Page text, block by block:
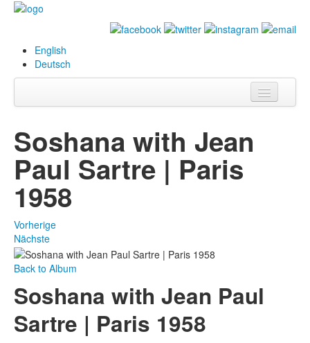
English
Deutsch
Biografie
Bilder
& Projekte
Presse
Fotos
Soshana with Jean
Paul Sartre | Paris
1958
Vorherige
Nächste
Back to Album
Soshana with Jean Paul
Sartre | Paris 1958